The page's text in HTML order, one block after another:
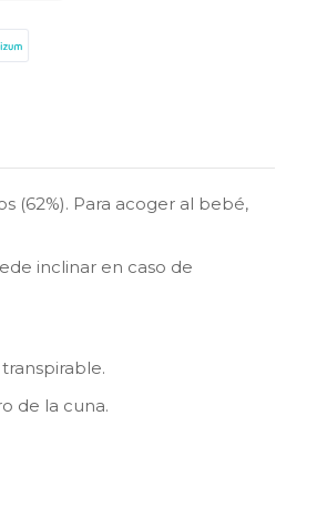
(62%). Para acoger al bebé,
inclinar en caso de
de la cuna.